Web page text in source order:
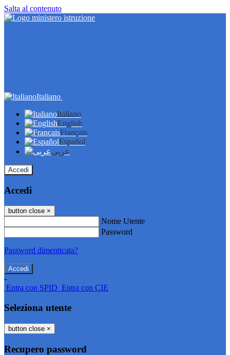
Salta al contenuto
Italiano
Italiano
English
Français
Español
عربى
Accedi
Accedi
button close ×
Nome Utente
Password
Password dimenticata?
-
Entra con SPID Entra con CIE
Seleziona utente
button close ×
Recupero password